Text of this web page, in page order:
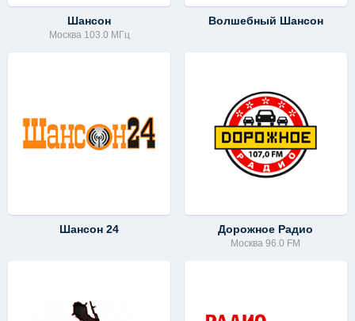
Шансон
Москва 103.0 МГц
Волшебный Шансон
Шансон 24 Дорожное Радио
Москва 96.0 FM